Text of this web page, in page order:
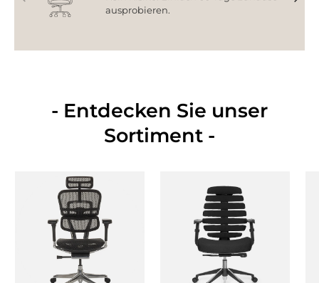
ausprobieren.
- Entdecken Sie unser
Sortiment -